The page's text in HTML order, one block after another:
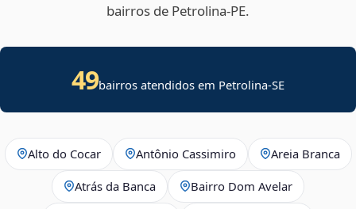
bairros de Petrolina‑PE.
49bairros atendidos em Petrolina-SE
Alto do Cocar Antônio Cassimiro Areia Branca
Atrás da Banca Bairro Dom Avelar